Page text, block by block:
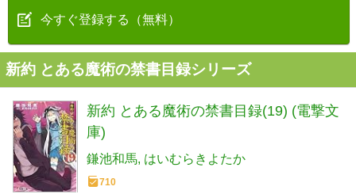
今すぐ登録する（無料）
新約 とある魔術の禁書目録シリーズ
新約 とある魔術の禁書目録(19) (電撃文
庫)
鎌池和馬 はいむらきよたか
710